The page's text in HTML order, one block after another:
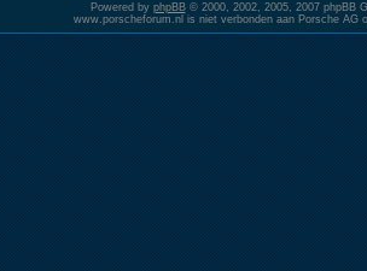
Powered by phpBB© 2000, 2002, 2005, 2007 phpBB
www.porscheforum.nl is niet verbonden aan Porsche AG